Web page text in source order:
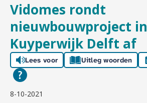
Vidomes rondt
nieuwbouwproject in
Kuyperwijk Delft af
Lees voor Uitleg woorden
8-10-2021